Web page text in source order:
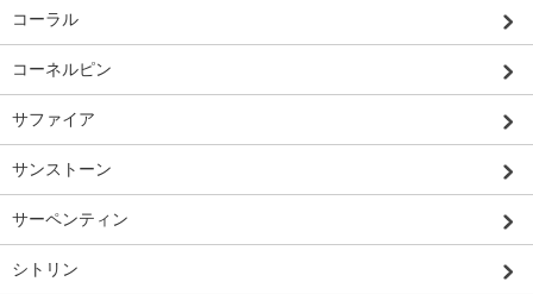
コーラル
コーネルピン
サファイア
サンストーン
サーペンティン
シトリン